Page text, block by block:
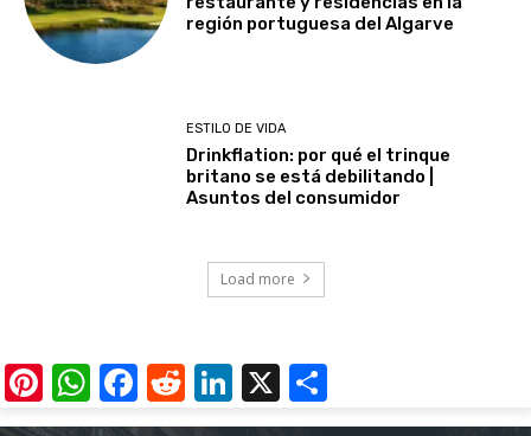
región portuguesa del Algarve
ESTILO DE VIDA
Drinkflation: por qué el trinque
britano se está debilitando |
Asuntos del consumidor
Load more
Pinterest
WhatsApp
Facebook
RedditLinkedIn
X